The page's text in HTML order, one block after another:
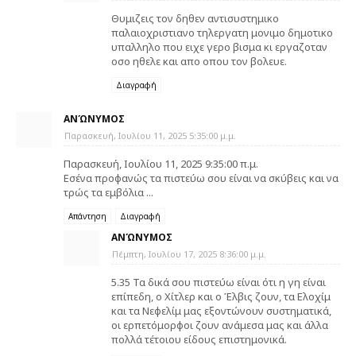
Θυμιζεις τον δηθεν αντισυστημικο
παλαιοχριστιανο τηλεργατη μονιμο δημοτικο
υπαλληλο που ειχε γερο βισμα κι εργαζοταν
οσο ηθελε και απο οπου τον βολευε.
Διαγραφή
ΑΝΏΝΥΜΟΣ
Παρασκευή, Ιουλίου 11, 2025 5:35:00 μ.μ.
Παρασκευή, Ιουλίου 11, 2025 9:35:00 π.μ.
Εσένα προφανώς τα πιστεύω σου είναι να σκύβεις και να
τρώς τα εμβόλια ...
Απάντηση Διαγραφή
ΑΝΏΝΥΜΟΣ
Πέμπτη, Ιουλίου 17, 2025 8:36:00 μ.μ.
5.35 Τα δικά σου πιστεύω είναι ότι η γη είναι
επίπεδη, ο Χίτλερ και ο Έλβις ζουν, τα Ελοχίμ
και τα Νεφελίμ μας εξοντώνουν συστηματικά,
οι ερπετόμορφοι ζουν ανάμεσα μας και άλλα
πολλά τέτοιου είδους επιστημονικά.